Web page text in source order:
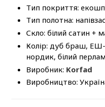
Тип покриття:
Тип полотна:
Скло: білий сатин +
Колір: дуб браш,
нордик, білий
Виробник: Korfad
Виробництво: